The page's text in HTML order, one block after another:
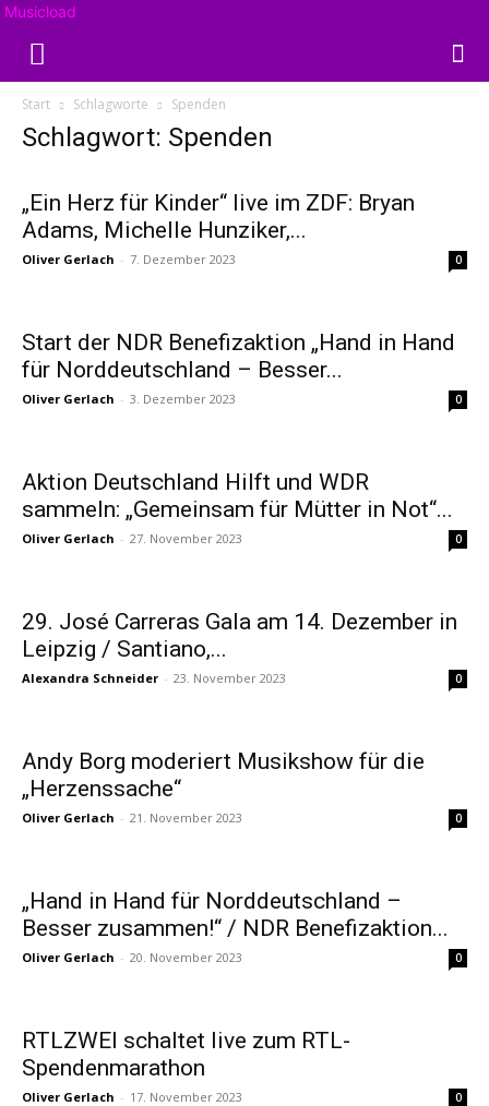
Musicload
Start Schlagworte Spenden
Schlagwort: Spenden
„Ein Herz für Kinder“ live im ZDF: Bryan
Adams, Michelle Hunziker,...
Oliver Gerlach - 7. Dezember 2023 0
Start der NDR Benefizaktion „Hand in Hand
für Norddeutschland – Besser...
Oliver Gerlach - 3. Dezember 2023 0
Aktion Deutschland Hilft und WDR
sammeln: „Gemeinsam für Mütter in Not“...
Oliver Gerlach - 27. November 2023 0
29. José Carreras Gala am 14. Dezember in
Leipzig / Santiano,...
Alexandra Schneider - 23. November 2023 0
Andy Borg moderiert Musikshow für die
„Herzenssache“
Oliver Gerlach - 21. November 2023 0
„Hand in Hand für Norddeutschland –
Besser zusammen!“ / NDR Benefizaktion...
Oliver Gerlach - 20. November 2023 0
RTLZWEI schaltet live zum RTL-
Spendenmarathon
Oliver Gerlach - 17. November 2023 0